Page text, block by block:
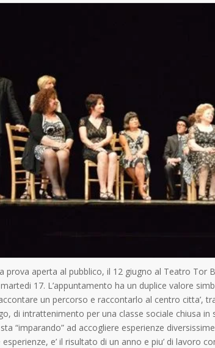
prova aperta al pubblico, il 12 giugno al Teatro Tor
17. L’appuntamento ha un duplice valore
un percorso e raccontarlo al centro citta’,
di intrattenimento per una classe sociale chiusa
“imparando” ad accogliere esperienze
e’ il risultato di un anno e piu’ di lavoro